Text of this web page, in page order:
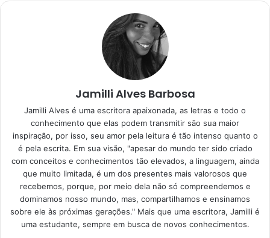
Açaí falsificado! Polícia fecha fábrica
em Várzea Grande
22/08/2024
Quais são os nutrientes
presentes na batata?
Engana-se muito quem pensa que a batata não tem nada a
oferecer e que ela não passa de uma fonte de
carboidratos e calorias. Normalmente, muitas pessoas
retiram esse tubérculo do cardápio por acreditarem que
ela é uma vilã da dieta, mas, as coisas não são bem assim.
Jamilli Alves Barbosa
Jamilli Alves é uma escritora apaixonada, as letras e todo o
conhecimento que elas podem transmitir são sua maior
inspiração, por isso, seu amor pela leitura é tão intenso quanto o
é pela escrita. Em sua visão, "apesar do mundo ter sido criado
com conceitos e conhecimentos tão elevados, a linguagem, ainda
que muito limitada, é um dos presentes mais valorosos que
recebemos, porque, por meio dela não só compreendemos e
dominamos nosso mundo, mas, compartilhamos e ensinamos
sobre ele às próximas gerações." Mais que uma escritora, Jamilli é
uma estudante, sempre em busca de novos conhecimentos.